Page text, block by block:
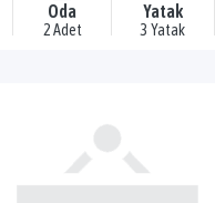
Oda
2 Adet
Yatak
3 Yatak